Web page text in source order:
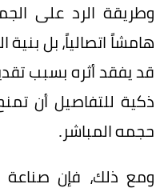
وطريقة الرد على
هامشاً اتصالياً، بل
قد يفقد أثره بسبب
ذكية للتفاصيل أن
حجمه المباشر.
ومع ذلك، فإن صناعة